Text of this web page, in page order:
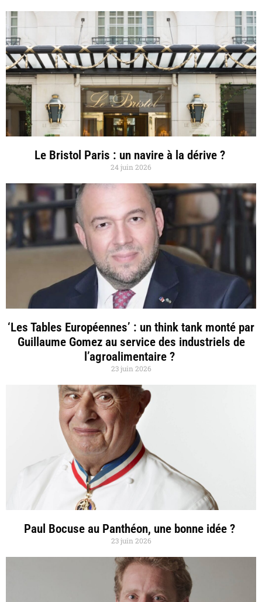
Le Bristol Paris : un navire à la dérive ?
24 juin 2026
‘Les Tables Européennes’ : un think tank monté par
Guillaume Gomez au service des industriels de
l’agroalimentaire ?
23 juin 2026
Paul Bocuse au Panthéon, une bonne idée ?
23 juin 2026